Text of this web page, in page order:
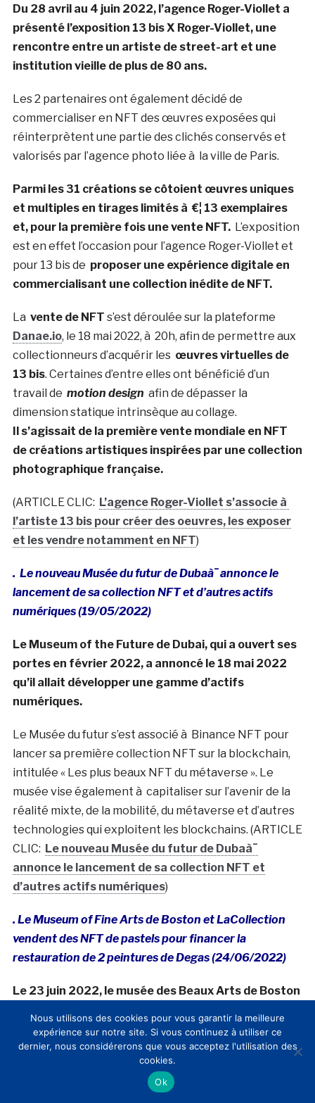
Du 28 avril au 4 juin 2022, l’agence Roger-Viollet a
présenté l’exposition 13 bis X Roger-Viollet, une
rencontre entre un artiste de street-art et une
institution vieille de plus de 80 ans.
Les 2 partenaires ont également décidé de
commercialiser en NFT des œuvres exposées qui
réinterprètent une partie des clichés conservés et
valorisés par l’agence photo liée à la ville de Paris.
Parmi les 31 créations se côtoient œuvres uniques
et multiples en tirages limités à €¦ 13 exemplaires
et, pour la première fois une vente NFT. L’exposition
est en effet l’occasion pour l’agence Roger-Viollet et
pour 13 bis de proposer une expérience digitale en
commercialisant une collection inédite de NFT.
La vente de NFT s’est déroulée sur la plateforme
Danae.io, le 18 mai 2022, à 20h, afin de permettre aux
collectionneurs d’acquérir les œuvres virtuelles de
13 bis. Certaines d’entre elles ont bénéficié d’un
travail de motion design afin de dépasser la
dimension statique intrinsèque au collage.
Il s’agissait de la première vente mondiale en NFT
de créations artistiques inspirées par une collection
photographique française.
(ARTICLE CLIC: L’agence Roger-Viollet s’associe à
l’artiste 13 bis pour créer des oeuvres, les exposer
et les vendre notamment en NFT)
. Le nouveau Musée du futur de Dubaà¯ annonce le
lancement de sa collection NFT et d’autres actifs
numériques (19/05/2022)
Le Museum of the Future de Dubai, qui a ouvert ses
portes en février 2022, a annoncé le 18 mai 2022
qu’il allait développer une gamme d’actifs
numériques.
Le Musée du futur s’est associé à Binance NFT pour
lancer sa première collection NFT sur la blockchain,
intitulée « Les plus beaux NFT du métaverse ». Le
musée vise également à capitaliser sur l’avenir de la
réalité mixte, de la mobilité, du métaverse et d’autres
technologies qui exploitent les blockchains. (ARTICLE
CLIC: Le nouveau Musée du futur de Dubaà¯
annonce le lancement de sa collection NFT et
d’autres actifs numériques)
. Le Museum of Fine Arts de Boston et LaCollection
vendent des NFT de pastels pour financer la
restauration de 2 peintures de Degas (24/06/2022)
Le 23 juin 2022, le musée des Beaux Arts de Boston
association à la plateforme française LaCollection
pour frapper et commercialiser des NFT des
pastels impressionnistes de Monet et d’autres
Nous utilisons des cookies pour vous garantir la meilleure
expérience sur notre site. Si vous continuez à utiliser ce
dernier, nous considérerons que vous acceptez l'utilisation des
cookies.
Ok